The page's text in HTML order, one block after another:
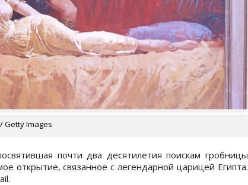
Images
почти два десятилетия поискам гробницы
открытие, связанное с легендарной царицей Египта.